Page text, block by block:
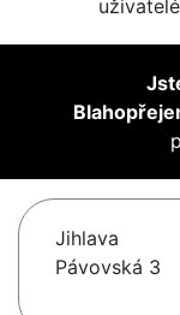
Jihlava
Pávovská 3